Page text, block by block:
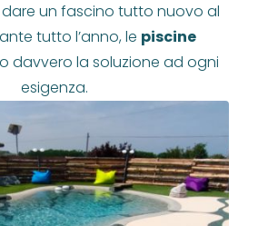
dare un fascino tutto nuovo al
tutto l’anno, le piscine
davvero la soluzione ad ogni
esigenza.